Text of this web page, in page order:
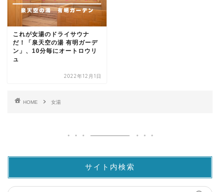
これが女湯のドライサウナ
だ！「泉天空の湯 有明ガーデ
ン」、10分毎にオートロウリ
ュ
2022年12月1日
HOME 女湯
サイト内検索